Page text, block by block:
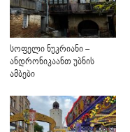
სოფელი ნუკრიანი –
ანდრონიკაანთ უბნის
ამბები